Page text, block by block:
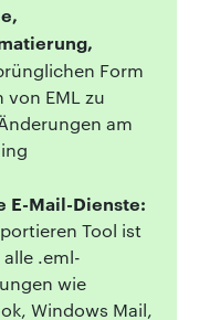
Form
EML zu
am
E-Mail-Dienste:
Tool ist
.eml-
wie
Windows Mail,